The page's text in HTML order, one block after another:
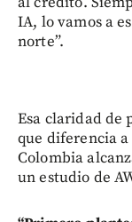
IA, lo vamos a
norte”.
Esa claridad de
que diferencia a
Colombia
un estudio de